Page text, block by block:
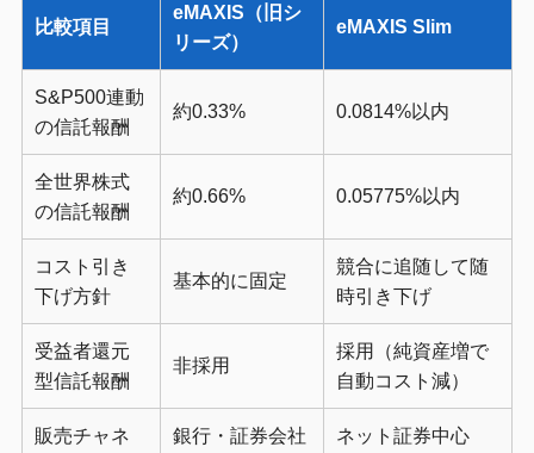
比較項目
eMAXIS（旧シ
リーズ）
eMAXIS Slim
S&P500連動
の信託報酬
約0.33% 0.0814%以内
全世界株式
の信託報酬
約0.66% 0.05775%以内
コスト引き
下げ方針
基本的に固定
競合に追随して随
時引き下げ
受益者還元
型信託報酬
非採用
採用（純資産増で
自動コスト減）
販売チャネ
銀行・証券会社
ネット証券中心